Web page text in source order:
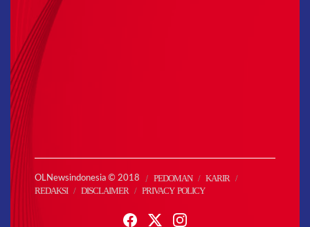
OLNewsindonesia © 2018 PEDOMAN
KARIR
REDAKSI
DISCLAIMER PRIVACY POLICY